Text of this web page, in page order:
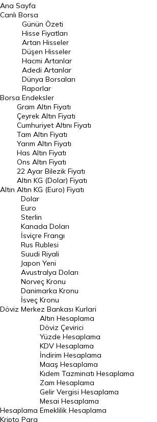
BIST 100 Hisseleri
En Çok Artan Hisseler
En Çok Düşen Hisseler
Hacmi Artanlar
Geçmiş Kapanışlar
Dünya Borsaları
Raporlar
Endeksler
DÖVİZ
Döviz Kuru
Dolar Kuru
Euro Kuru
Pound Kuru
Frank Kuru
Riyal Kuru
Avustralya Doları
Danimarka Kronu Kuru
Kanada Doları Kuru
Norveç Kronu Kuru
İsveç Kronu Kuru
Japon Yeni Kuru
Serbest Piyasa Döviz Kurları
Merkez Bankası Döviz Kurları
Altın Fiyatları
Ana Sayfa
Canlı Borsa
Borsa
Günün Özeti
Hisse Fiyatları
Artan Hisseler
Düşen Hisseler
Hacmi Artanlar
Adedi Artanlar
Dünya Borsaları
Raporlar
Endeksler
Altın
Gram Altın Fiyatı
Çeyrek Altın Fiyatı
Cumhuriyet Altını Fiyatı
Tam Altın Fiyatı
Yarım Altın Fiyatı
Has Altın Fiyatı
Ons Altın Fiyatı
22 Ayar Bilezik Fiyatı
Altın KG (Dolar) Fiyatı
Altın KG (Euro) Fiyatı
Döviz
Dolar
Euro
Sterlin
Kanada Doları
İsviçre Frangı
Rus Rublesi
Suudi Riyali
Japon Yeni
Avustralya Doları
Norveç Kronu
Danimarka Kronu
İsveç Kronu
Merkez Bankası Kurlari
Hesaplama
Altın Hesaplama
Döviz Çevirici
Yüzde Hesaplama
KDV Hesaplama
İndirim Hesaplama
Maaş Hesaplama
Kıdem Tazminatı Hesaplama
Zam Hesaplama
Gelir Vergisi Hesaplama
Mesai Hesaplama
Emeklilik Hesaplama
Kripto Para